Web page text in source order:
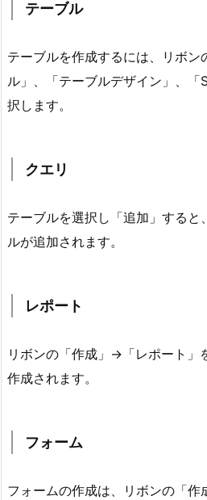
テーブル
テーブルを作成するには、リボン
ル」、「テーブルデザイン」、
択します。
クエリ
テーブルを選択し「追加」すると
ルが追加されます。
レポート
リボンの「作成」→「レポート」
作成されます。
フォーム
フォームの作成は、リボンの「